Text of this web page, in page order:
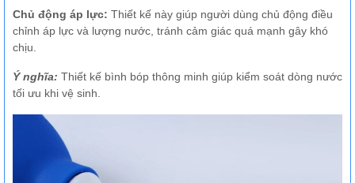
Chủ động áp lực: Thiết kế này giúp người dùng chủ động điều
chỉnh áp lực và lượng nước, tránh cảm giác quá mạnh gây khó
chịu.
Ý nghĩa: Thiết kế bình bóp thông minh giúp kiểm soát dòng nước
tối ưu khi vệ sinh.